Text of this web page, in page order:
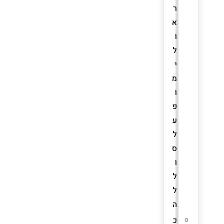
ר
א
ו
ל
י
מ
ו
פ
ע
ל
ס
ו
ל
ל
ה
כ